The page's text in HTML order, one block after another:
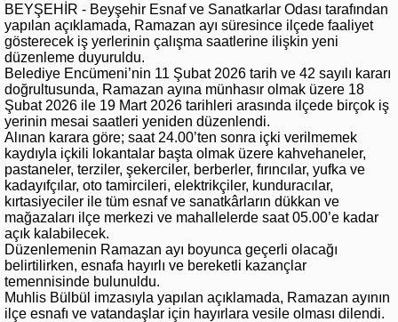
BEYŞEHİR - Beyşehir Esnaf ve Sanatkarlar Odası tarafından
yapılan açıklamada, Ramazan ayı süresince ilçede faaliyet
gösterecek iş yerlerinin çalışma saatlerine ilişkin yeni
düzenleme duyuruldu.
Belediye Encümeni’nin 11 Şubat 2026 tarih ve 42 sayılı kararı
doğrultusunda, Ramazan ayına münhasır olmak üzere 18
Şubat 2026 ile 19 Mart 2026 tarihleri arasında ilçede birçok iş
yerinin mesai saatleri yeniden düzenlendi.
Alınan karara göre; saat 24.00’ten sonra içki verilmemek
kaydıyla içkili lokantalar başta olmak üzere kahvehaneler,
pastaneler, terziler, şekerciler, berberler, fırıncılar, yufka ve
kadayıfçılar, oto tamircileri, elektrikçiler, kunduracılar,
kırtasiyeciler ile tüm esnaf ve sanatkârların dükkan ve
mağazaları ilçe merkezi ve mahallelerde saat 05.00’e kadar
açık kalabilecek.
Düzenlemenin Ramazan ayı boyunca geçerli olacağı
belirtilirken, esnafa hayırlı ve bereketli kazançlar
temennisinde bulunuldu.
Muhlis Bülbül imzasıyla yapılan açıklamada, Ramazan ayının
ilçe esnafı ve vatandaşlar için hayırlara vesile olması dilendi.